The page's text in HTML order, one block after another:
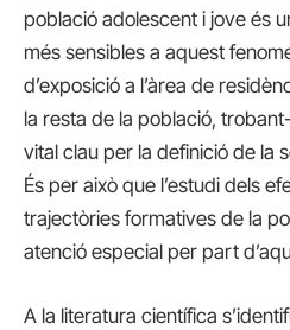
població adolescent i jove és
més sensibles a aquest
d’exposició a l’àrea de
la resta de la població,
vital clau per la definició de la
És per això que l’estudi dels
trajectòries formatives de la
atenció especial per part
A la literatura científica